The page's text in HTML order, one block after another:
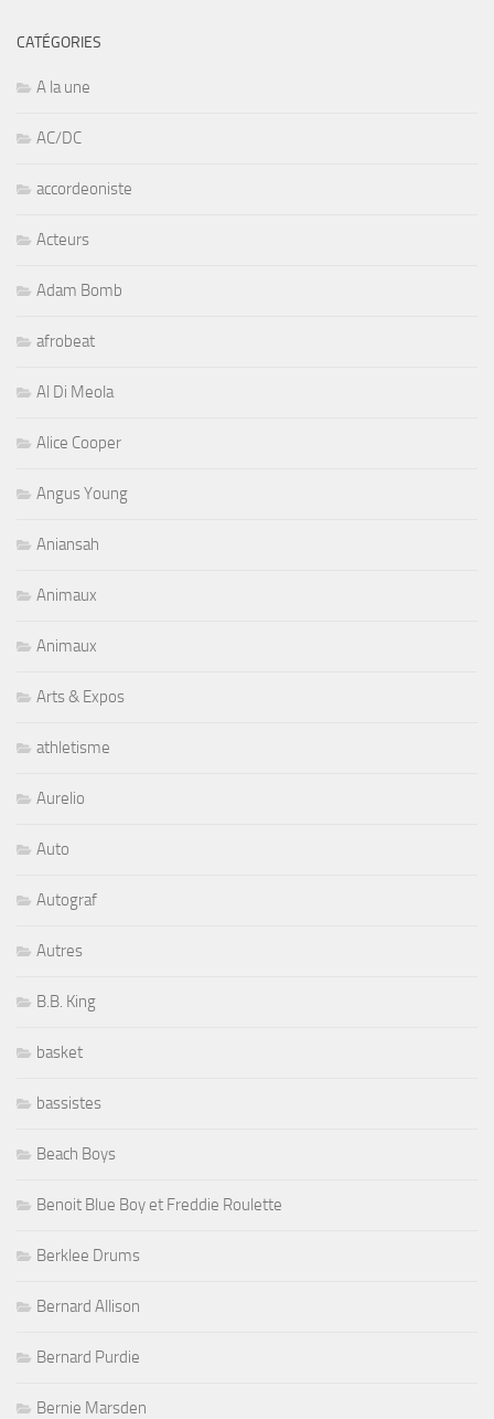
CATÉGORIES
A la une
AC/DC
accordeoniste
Acteurs
Adam Bomb
afrobeat
Al Di Meola
Alice Cooper
Angus Young
Aniansah
Animaux
Animaux
Arts & Expos
athletisme
Aurelio
Auto
Autograf
Autres
B.B. King
basket
bassistes
Beach Boys
Benoit Blue Boy et Freddie Roulette
Berklee Drums
Bernard Allison
Bernard Purdie
Bernie Marsden